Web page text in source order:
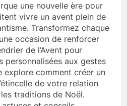
une nouvelle ère pour
vivre un avent plein de
Transformez chaque
occasion de renforcer
de l’Avent pour
personnalisées aux gestes
explore comment créer un
de votre relation
traditions de Noël.